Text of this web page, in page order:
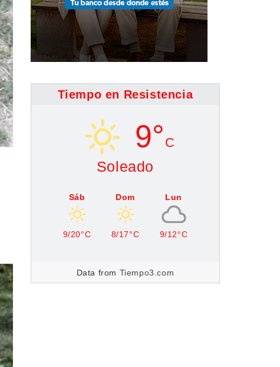
Tiempo en Resistencia
9° C
Soleado
Sáb
9/20°C
Dom
8/17°C
Lun
9/12°C
Data from Tiempo3.com